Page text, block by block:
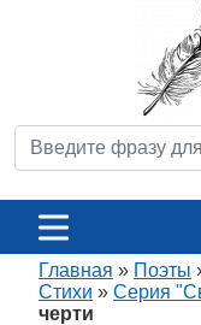
Главная » Поэты
Стихи » Серия
черти